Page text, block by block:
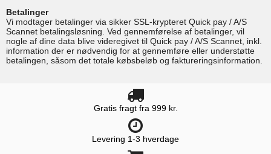
Betalinger
Vi modtager betalinger via sikker SSL-krypteret Quick pay / A/S
Scannet betalingsløsning. Ved gennemførelse af betalinger, vil
nogle af dine data blive videregivet til Quick pay / A/S Scannet, inkl.
information der er nødvendig for at gennemføre eller understøtte
betalingen, såsom det totale købsbeløb og faktureringsinformation.
Gratis fragt fra 999 kr.
Levering 1-3 hverdage